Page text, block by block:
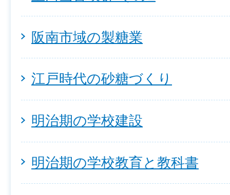
阪南市域の製糖業
江戸時代の砂糖づくり
明治期の学校建設
明治期の学校教育と教科書